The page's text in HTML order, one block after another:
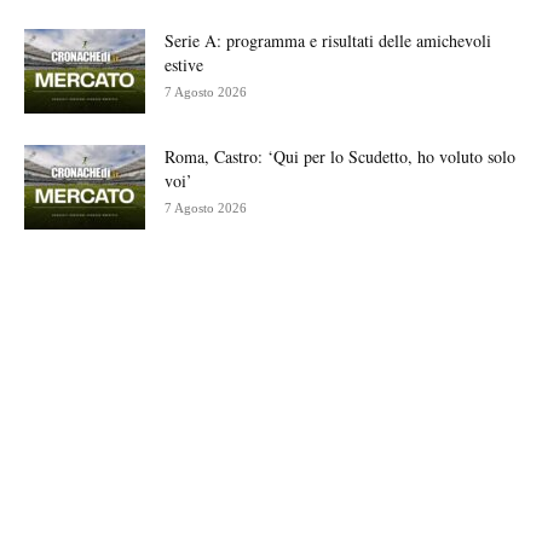
Serie A: programma e risultati delle amichevoli
estive
7 Agosto 2026
Roma, Castro: ‘Qui per lo Scudetto, ho voluto solo
voi’
7 Agosto 2026